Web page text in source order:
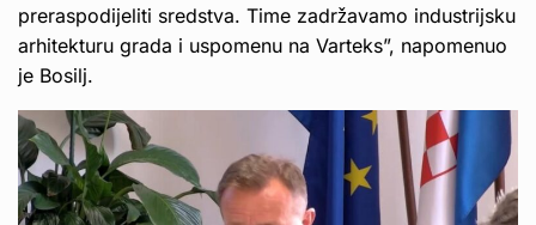
preraspodijeliti sredstva. Time zadržavamo industrijsku
arhitekturu grada i uspomenu na Varteks”, napomenuo
je Bosilj.